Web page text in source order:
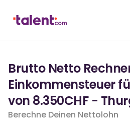
Brutto Netto
Einkommensteuer
von 8.350CHF -
Berechne Deinen Nettolohn